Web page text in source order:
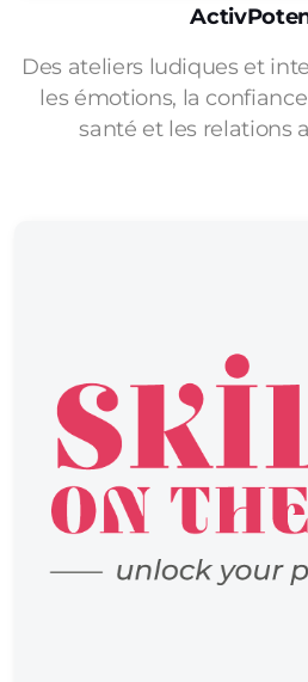
Des ateliers ludiques et
les émotions, la
santé et les relations